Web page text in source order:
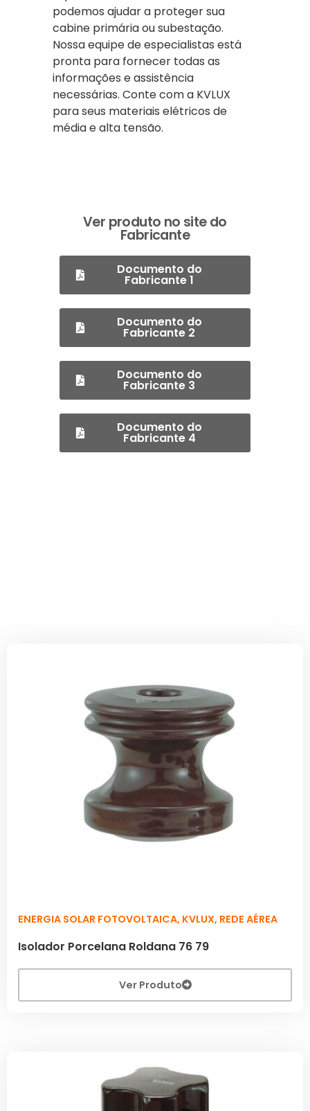
podemos ajudar a proteger sua
cabine primária ou subestação.
Nossa equipe de especialistas está
pronta para fornecer todas as
informações e assistência
necessárias. Conte com a KVLUX
para seus materiais elétricos de
média e alta tensão.
Ver produto no site do
Fabricante
Documento do
Fabricante 1
Documento do
Fabricante 2
Documento do
Fabricante 3
Documento do
Fabricante 4
ENERGIA SOLAR FOTOVOLTAICA, KVLUX, REDE AÉREA
Isolador Porcelana Roldana 76 79
Ver Produto